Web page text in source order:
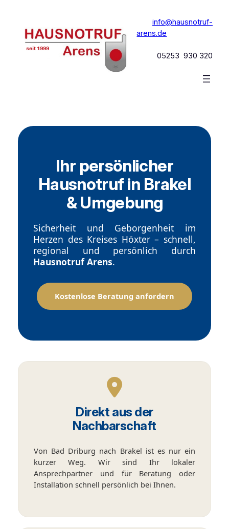
springen
info@hausnotruf-
arens.de
05253 930 320
Ihr persönlicher
Hausnotruf in Brakel
& Umgebung
Sicherheit und Geborgenheit im
Herzen des Kreises Höxter – schnell,
regional und persönlich durch
Hausnotruf Arens.
Kostenlose Beratung anfordern
Direkt aus der
Nachbarschaft
Von Bad Driburg nach Brakel ist es nur ein
kurzer Weg. Wir sind Ihr lokaler
Ansprechpartner und für Beratung oder
Installation schnell persönlich bei Ihnen.